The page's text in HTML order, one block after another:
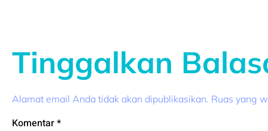
Tinggalkan
Alamat email Anda tidak akan dipublikasikan. Ruas yang
Komentar*